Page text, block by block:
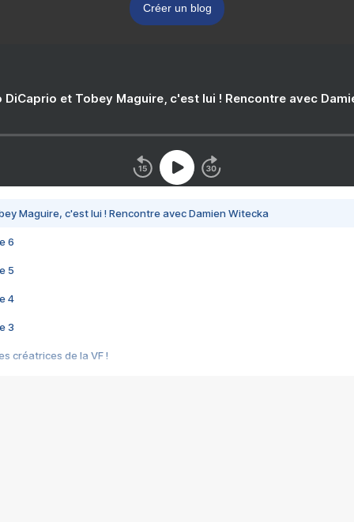
Créer un blog
DiCaprio et Tobey Maguire, c'est lui ! Rencontre avec
Maguire, c'est lui ! Rencontre avec Damien Witecka
6
5
4
3
créatrices de la VF !